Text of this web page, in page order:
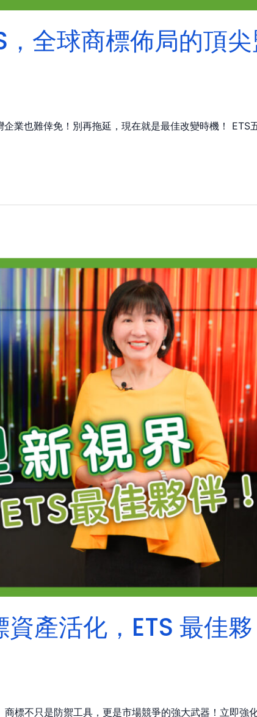
，全球商標佈局的頂
業也難倖免！別再拖延，現在就是最佳改變時機！ ETS
資產活化，ETS 最佳夥
標不只是防禦工具，更是市場競爭的強大武器！立即強